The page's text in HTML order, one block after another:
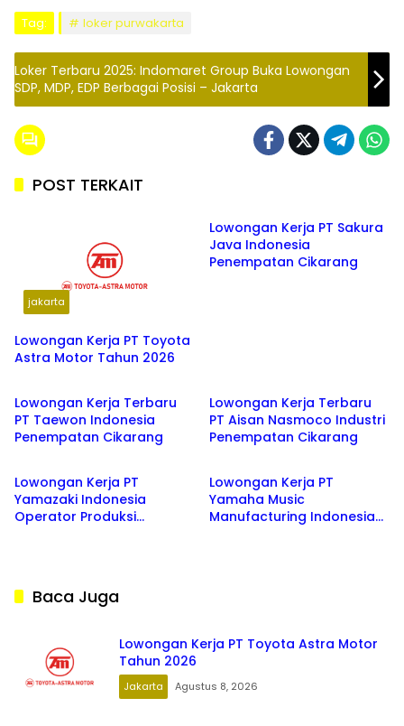
Tag: loker purwakarta
Loker Terbaru 2025: Indomaret Group Buka Lowongan
SDP, MDP, EDP Berbagai Posisi – Jakarta
POST TERKAIT
jakarta
Lowongan Kerja PT Toyota
Astra Motor Tahun 2026
Lowongan Kerja PT Sakura
Java Indonesia
Penempatan Cikarang
BEKASI
Lowongan Kerja Terbaru
PT Taewon Indonesia
Penempatan Cikarang
Lowongan Kerja Terbaru
PT Aisan Nasmoco Industri
Penempatan Cikarang
CIKARANG
Lowongan Kerja PT
Yamazaki Indonesia
Operator Produksi
BEKASI
Lowongan Kerja PT
Yamaha Music
Manufacturing Indonesia
Baca Juga
Lowongan Kerja PT Toyota Astra Motor
Tahun 2026
Jakarta Agustus 8, 2026